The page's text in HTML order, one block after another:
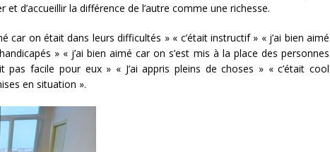
et d’accueillir la différence de l’autre comme une richesse.
car on était dans leurs difficultés » « c’était instructif » « j’ai bien aimé
» « j’ai bien aimé car on s’est mis à la place des personnes
pas facile pour eux » « J’ai appris pleins de choses » « c’était cool
en situation ».